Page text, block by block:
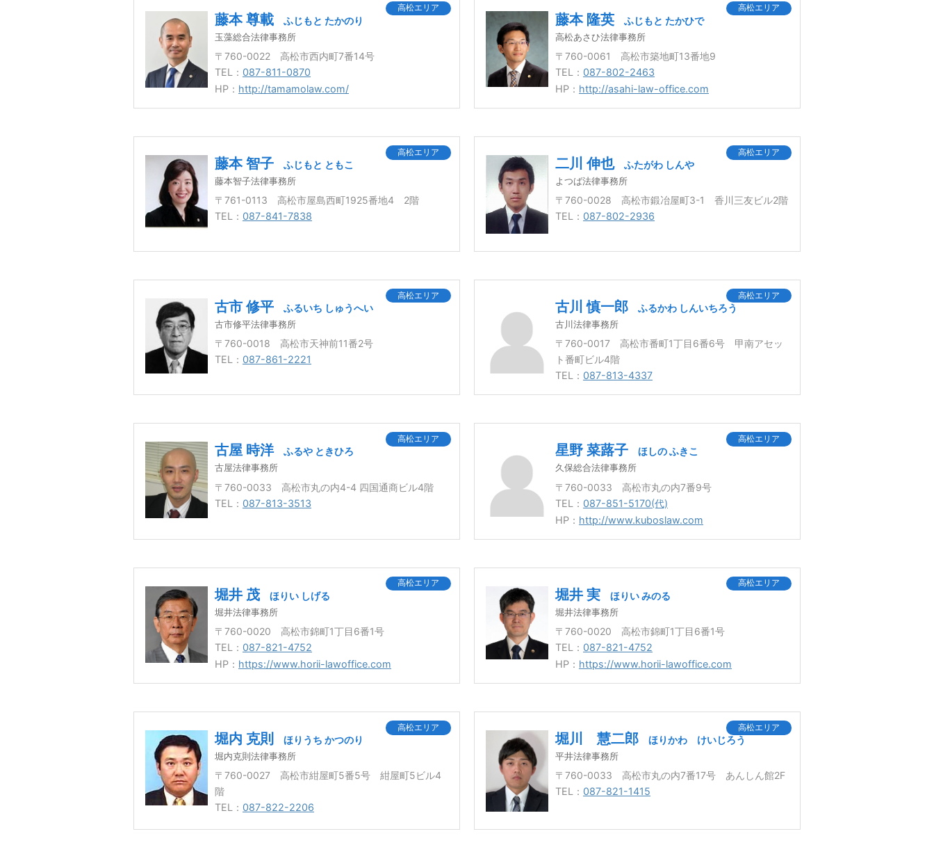
高松エリア
藤本 尊載 ふじもと たかのり
玉藻総合法律事務所
〒760-0022 高松市西内町7番14号
TEL： 087-811-0870
HP： http://tamamolaw.com/
高松エリア
藤本 隆英 ふじもと たかひで
高松あさひ法律事務所
〒760-0061 高松市築地町13番地9
TEL： 087-802-2463
HP： http://asahi-law-office.com
高松エリア
藤本 智子 ふじもと ともこ
藤本智子法律事務所
〒761-0113 高松市屋島西町1925番地4 2階
TEL： 087-841-7838
高松エリア
二川 伸也 ふたがわ しんや
よつば法律事務所
〒760-0028 高松市鍛冶屋町3-1 香川三友ビル2階
TEL： 087-802-2936
高松エリア
古市 修平 ふるいち しゅうへい
古市修平法律事務所
〒760-0018 高松市天神前11番2号
TEL： 087-861-2221
高松エリア
古川 慎一郎 ふるかわ しんいちろう
古川法律事務所
〒760-0017 高松市番町1丁目6番6号 甲南アセッ
ト番町ビル4階
TEL： 087-813-4337
高松エリア
古屋 時洋 ふるや ときひろ
古屋法律事務所
〒760-0033 高松市丸の内4-4 四国通商ビル4階
TEL： 087-813-3513
高松エリア
星野 菜蕗子 ほしの ふきこ
久保総合法律事務所
〒760-0033 高松市丸の内7番9号
TEL： 087-851-5170(代)
HP： http://www.kuboslaw.com
高松エリア
堀井 茂 ほりい しげる
堀井法律事務所
〒760-0020 高松市錦町1丁目6番1号
TEL： 087-821-4752
HP： https://www.horii-lawoffice.com
高松エリア
堀井 実 ほりい みのる
堀井法律事務所
〒760-0020 高松市錦町1丁目6番1号
TEL： 087-821-4752
HP： https://www.horii-lawoffice.com
高松エリア
堀内 克則 ほりうち かつのり
堀内克則法律事務所
〒760-0027 高松市紺屋町5番5号 紺屋町5ビル4
階
TEL： 087-822-2206
高松エリア
堀川 慧二郎 ほりかわ けいじろう
平井法律事務所
〒760-0033 高松市丸の内7番17号 あんしん館2F
TEL： 087-821-1415